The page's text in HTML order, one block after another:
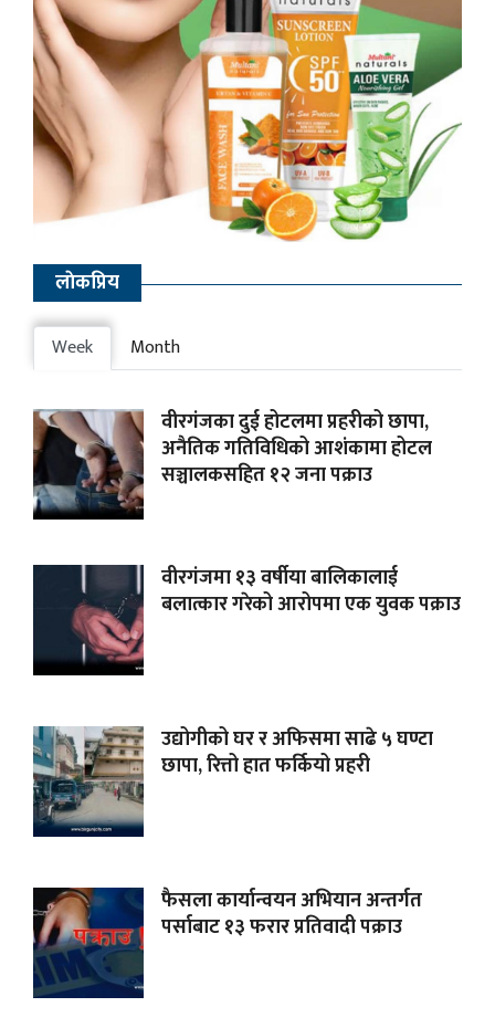
लाेकप्रिय
Week Month
वीरगंजका दुई होटलमा प्रहरीको छापा,
अनैतिक गतिविधिको आशंकामा होटल
सञ्चालकसहित १२ जना पक्राउ
वीरगंजमा १३ वर्षीया बालिकालाई
बलात्कार गरेको आरोपमा एक युवक पक्राउ
उद्योगीको घर र अफिसमा साढे ५ घण्टा
छापा, रित्तो हात फर्कियो प्रहरी
फैसला कार्यान्वयन अभियान अन्तर्गत
पर्साबाट १३ फरार प्रतिवादी पक्राउ